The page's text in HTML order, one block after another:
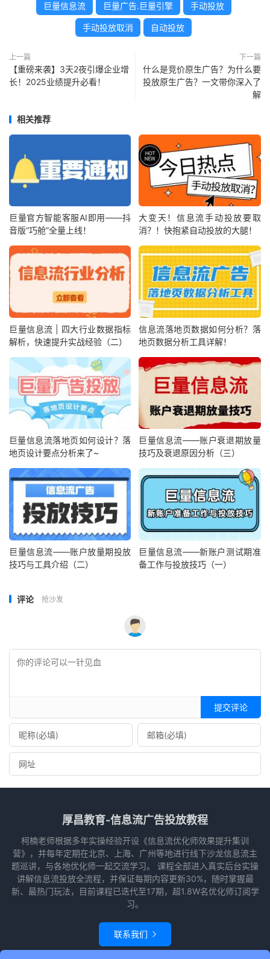
巨量信息流 巨量广告.巨量引擎 手动投放
手动投放取消 自动投放
上一篇
【重磅来袭】3天2夜引爆企业增
长！2025业绩提升必看！
下一篇
什么是竞价原生广告？为什么要
投放原生广告？一文带你深入了
解
相关推荐
巨量官方智能客服AI即用——抖
音版“巧舱”全量上线！
大变天！信息流手动投放要取
消？！快抱紧自动投放的大腿！
巨量信息流 | 四大行业数据指标
解析，快速提升实战经验（二）
信息流落地页数据如何分析？落
地页数据分析工具详解！
巨量信息流落地页如何设计？落
地页设计要点分析来了~
巨量信息流——账户衰退期放量
技巧及衰退原因分析（三）
巨量信息流——账户放量期投放
技巧与工具介绍（二）
巨量信息流——新账户测试期准
备工作与投放技巧（一）
评论 抢沙发
提交评论
厚昌教育-信息流广告投放教程
柯楠老师根据多年实操经验开设《信息流优化师效果提升集训
营》，并每年定期在北京、上海、广州等地进行线下沙龙信息流主
题巡讲，与各地优化师一起交流学习。 课程全部进入真实后台实操
讲解信息流投放全流程，并保证每期内容更新30%，随时掌握最
新、最热门玩法，目前课程已迭代至17期，超1.8W名优化师订阅学
习。
联系我们 